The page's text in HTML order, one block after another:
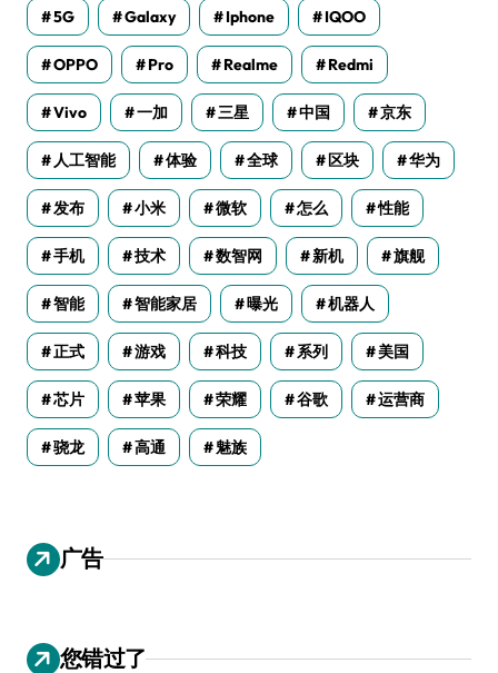
5G Galaxy Iphone IQOO
OPPO Pro Realme Redmi
Vivo 一加 三星 中国 京东
人工智能 体验 全球 区块 华为
发布 小米 微软 怎么 性能
手机 技术 数智网 新机 旗舰
智能 智能家居 曝光 机器人
正式 游戏 科技 系列 美国
芯片 苹果 荣耀 谷歌 运营商
骁龙 高通 魅族
广告
您错过了